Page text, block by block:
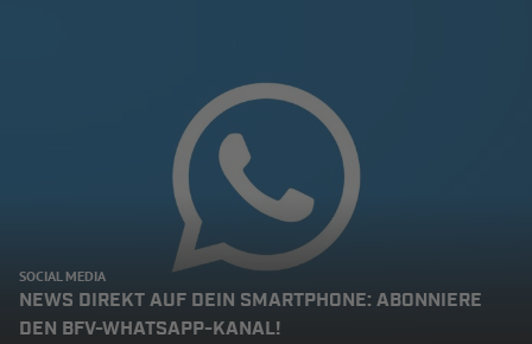
SOCIAL MEDIA
NEWS DIREKT AUF DEIN SMARTPHONE: ABONNIERE
DEN BFV-WHATSAPP-KANAL!